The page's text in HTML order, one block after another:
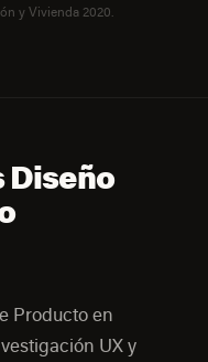
y Vivienda 2020.
Diseño
Producto en
UX y